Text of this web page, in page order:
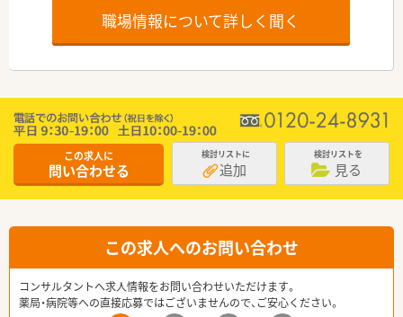
職場情報について詳しく聞く
この求人に
問い合わせる
検討リストに
追加
検討リストを
見る
この求人へのお問い合わせ
コンサルタントへ求人情報をお問い合わせいただけます。
薬局・病院等への直接応募ではございませんので、ご安心ください。